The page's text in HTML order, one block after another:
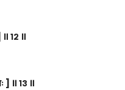
१२ ॥
] ॥ १३ ॥